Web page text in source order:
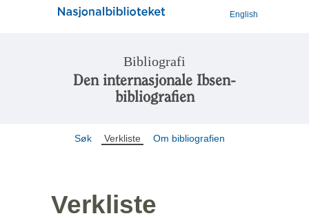
English
Bibliografi
Den internasjonale Ibsen-
bibliografien
Søk Verkliste Om bibliografien
Verkliste